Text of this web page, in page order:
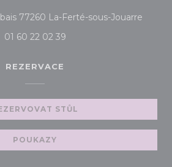
77260 La-Ferté-sous-Jouarre
01 60 22 02 39
REZERVACE
STŮL
POUKAZY